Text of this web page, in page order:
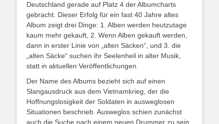
Deutschland gerade auf Platz 4 der Albumcharts
gebracht. Dieser Erfolg für ein fast 40 Jahre altes
Album zeigt drei Dinge: 1. Alben werden heutzutage
kaum mehr gekauft, 2. Wenn Alben gekauft werden,
dann in erster Linie von „alten Säcken“, und 3. die
„alten Säcke“ suchen ihr Seelenheil in alter Musik,
statt in aktuellen Veröffentlichungen.
Der Name des Albums bezieht sich auf einen
Slangausdruck aus dem Vietnamkrieg, der die
Hoffnungslosigkeit der Soldaten in ausweglosen
Situationen beschrieb. Ausweglos schien zunächst
auch die Suche nach einem neuen Drummer zu sein.